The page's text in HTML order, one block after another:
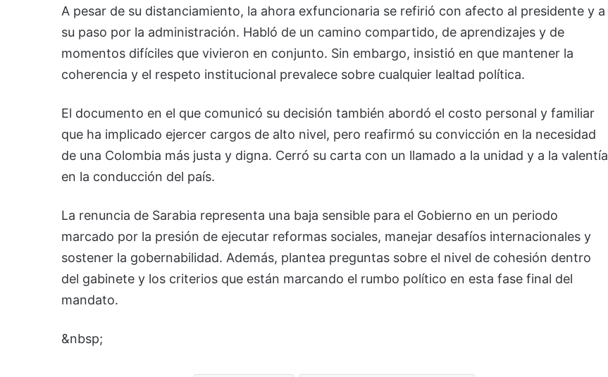
A pesar de su distanciamiento, la ahora exfuncionaria se refirió con afecto al presidente y a
su paso por la administración. Habló de un camino compartido, de aprendizajes y de
momentos difíciles que vivieron en conjunto. Sin embargo, insistió en que mantener la
coherencia y el respeto institucional prevalece sobre cualquier lealtad política.
El documento en el que comunicó su decisión también abordó el costo personal y familiar
que ha implicado ejercer cargos de alto nivel, pero reafirmó su convicción en la necesidad
de una Colombia más justa y digna. Cerró su carta con un llamado a la unidad y a la valentía
en la conducción del país.
La renuncia de Sarabia representa una baja sensible para el Gobierno en un periodo
marcado por la presión de ejecutar reformas sociales, manejar desafíos internacionales y
sostener la gobernabilidad. Además, plantea preguntas sobre el nivel de cohesión dentro
del gabinete y los criterios que están marcando el rumbo político en esta fase final del
mandato.
&nbsp;